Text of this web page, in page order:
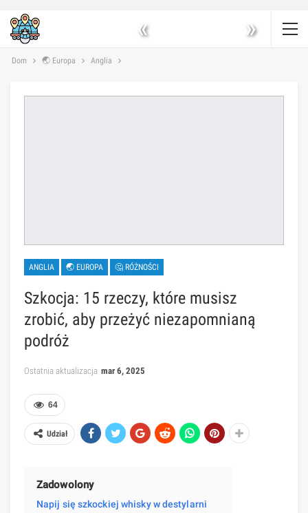
« »
Dom 🌏 Europa Anglia
ANGLIA 🌏 EUROPA 🤔 RÓŻNOŚCI
Szkocja: 15 rzeczy, które musisz
zrobić, aby przeżyć niezapomnianą
podróż
Ostatnia aktualizacja mar 6, 2025
64
Udział
Zadowolony
Napij się szkockiej whisky w destylarni